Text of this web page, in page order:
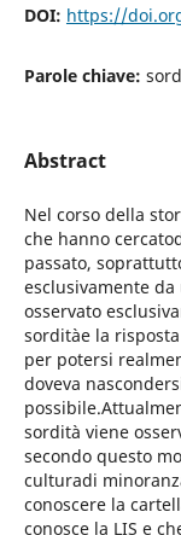
DOI: https://
Parole chiave:
Abstract
Nel corso della
che hanno
passato,
esclusivamente
osservato
sorditàe la
per potersi
doveva
sordità viene
secondo questo
culturadi
conoscere la
conosce la LIS e